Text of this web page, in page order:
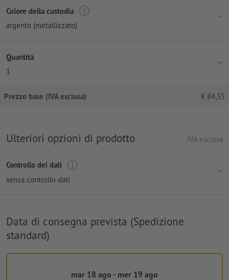
Colore della custodia
argento (metallizzato)
Quantità
1
Prezzo base (IVA esclusa) € 84,35
Ulteriori opzioni di prodotto IVA esclusa
Controllo dei dati
senza controllo dati
Data di consegna prevista (Spedizione
standard)
mar 18 ago - mer 19 ago